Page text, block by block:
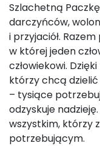
Szlachetną
darczyńców,
i przyjaciół.
w której jeden
człowiekowi.
którzy chcą dzielić
– tysiące
odzyskuje
wszystkim, którzy
potrzebującym.